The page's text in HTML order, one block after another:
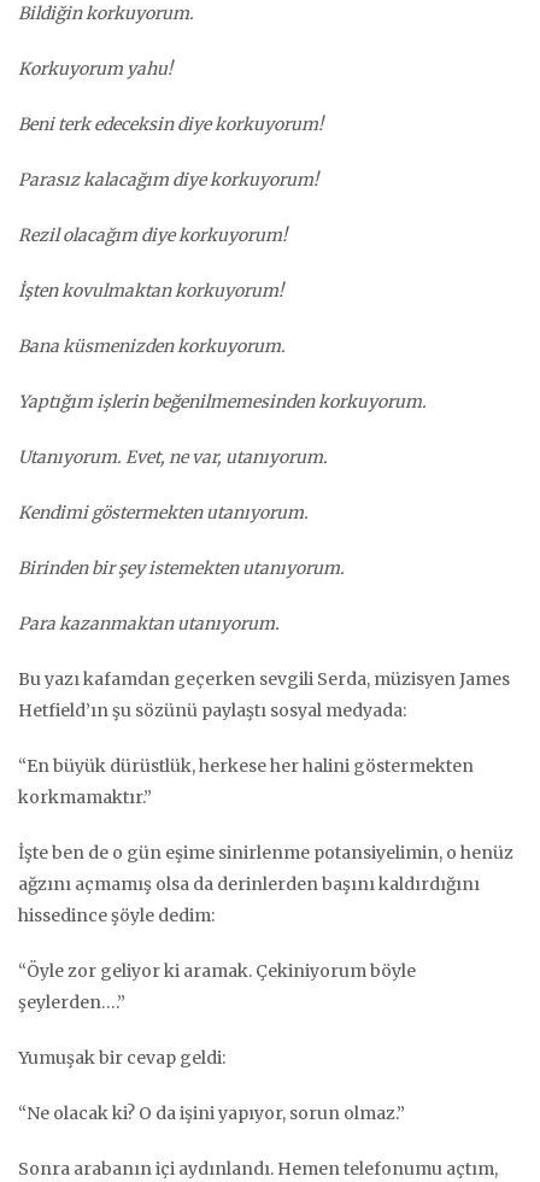
Bildiğin korkuyorum.
Korkuyorum yahu!
Beni terk edeceksin diye korkuyorum!
Parasız kalacağım diye korkuyorum!
Rezil olacağım diye korkuyorum!
İşten kovulmaktan korkuyorum!
Bana küsmenizden korkuyorum.
Yaptığım işlerin beğenilmemesinden korkuyorum.
Utanıyorum. Evet, ne var, utanıyorum.
Kendimi göstermekten utanıyorum.
Birinden bir şey istemekten utanıyorum.
Para kazanmaktan utanıyorum.
Bu yazı kafamdan geçerken sevgili Serda, müzisyen James
Hetfield’ın şu sözünü paylaştı sosyal medyada:
“En büyük dürüstlük, herkese her halini göstermekten
korkmamaktır.”
İşte ben de o gün eşime sinirlenme potansiyelimin, o henüz
ağzını açmamış olsa da derinlerden başını kaldırdığını
hissedince şöyle dedim:
“Öyle zor geliyor ki aramak. Çekiniyorum böyle
şeylerden….”
Yumuşak bir cevap geldi:
“Ne olacak ki? O da işini yapıyor, sorun olmaz.”
Sonra arabanın içi aydınlandı. Hemen telefonumu açtım,